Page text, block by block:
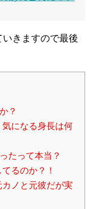
きますので最後
？
になる身長は何
たって本当？
るのか？！
ノと元彼だが実